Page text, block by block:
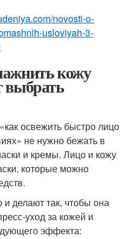
novosti-o-
usloviyah-3-
кожу
выбрать
освежить быстро лицо
не нужно бежать в
и кремы. Лицо и кожу
которые можно
делают так, чтобы она
уход за кожей и
эффекта: